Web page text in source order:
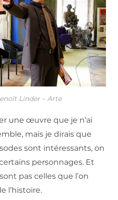
Linder – Arte
une œuvre que je n’ai
mais je dirais que
sont intéressants, on
personnages. Et
pas celles que l’on
l’histoire.